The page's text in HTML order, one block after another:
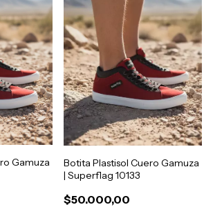
Gamuza
Botita Plastisol Cuero Gamuza
| Superflag 10133
$50.000,00